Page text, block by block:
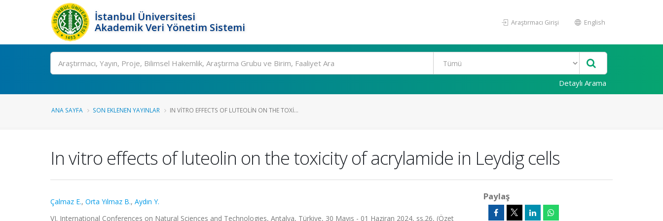
İstanbul Üniversitesi
Akademik Veri Yönetim Sistemi
Araştırmacı Girişi English
Ara
Detaylı Arama
ANA SAYFA SON EKLENEN YAYINLAR IN VITRO EFFECTS OF LUTEOLIN ON THE TOXI...
In vitro effects of luteolin on the toxicity of acrylamide in Leydig cells
Çalmaz E., Orta Yılmaz B., Aydın Y.
VI. International Conferences on Natural Sciences and Technologies, Antalya, Türkiye, 30 Mayıs - 01 Haziran 2024, ss.26, (Özet
Paylaş